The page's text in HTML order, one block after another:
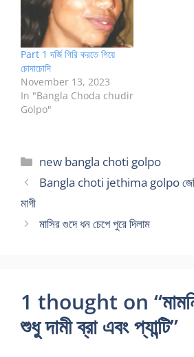
Part 1 দর্জি গিরি করতে গিয়ে
চোদাচোদি
November 13, 2023
In "Bangla Choda chudir
Golpo"
Categories
new bangla choti golpo
Bangla choti jethima golpo
মাগী
মাসির গুদে ধন চেপে পুরে দিলাম
1 thought on
শুধু দামী ব্রা এবং প্যান্টি”